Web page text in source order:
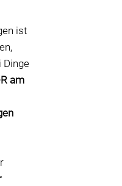
ist
Dinge
am